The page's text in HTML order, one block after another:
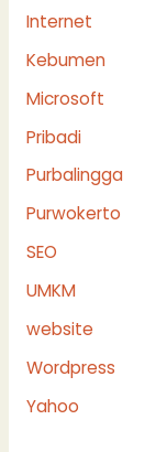
Internet
Kebumen
Microsoft
Pribadi
Purbalingga
Purwokerto
SEO
UMKM
website
Wordpress
Yahoo